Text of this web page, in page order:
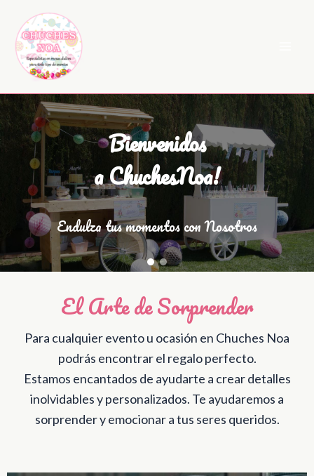
contenido
Bienvenidos
a ChuchesNoa!
Endulza tus momentos con Nosotros
El Arte de Sorprender
Para cualquier evento u ocasión en Chuches Noa
podrás encontrar el regalo perfecto.
Estamos encantados de ayudarte a crear detalles
inolvidables y personalizados. Te ayudaremos a
sorprender y emocionar a tus seres queridos.